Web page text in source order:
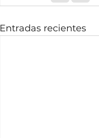
Entradas recientes